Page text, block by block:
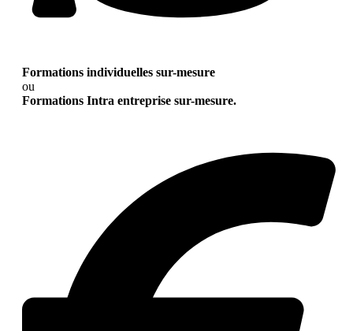
Formations individuelles sur-mesure
ou
Formations Intra entreprise sur-mesure.